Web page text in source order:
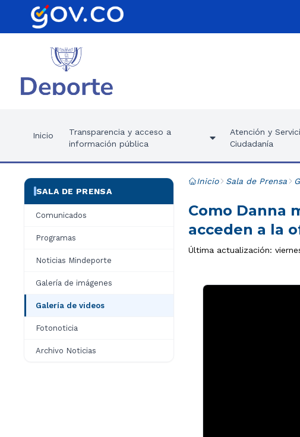
Inicio
Transparencia y acceso a
información pública
Atención y
Ciudadanía
SALA DE PRENSA
Comunicados
Programas
Noticias Mindeporte
Galería de imágenes
Galería de videos
Fotonoticia
Archivo Noticias
Inicio Sala de Prensa
Como Danna
acceden a la
Última actualización: